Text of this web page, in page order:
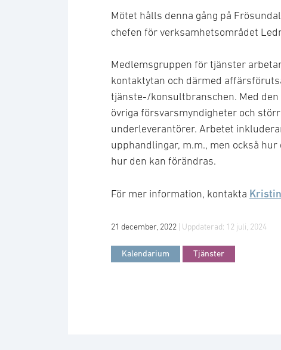
Mötet hålls denna gång på
chefen för verksamhetsområdet
Medlemsgruppen för tjänster
kontaktytan och därmed
tjänste-/konsultbranschen. Med den
övriga försvarsmyndigheter och
underleverantörer. Arbetet
upphandlingar, m.m., men också
hur den kan förändras.
För mer information, kontakta
21 december, 2022 | Uppdaterad: 12 juli, 2024
Kalendarium Tjänster